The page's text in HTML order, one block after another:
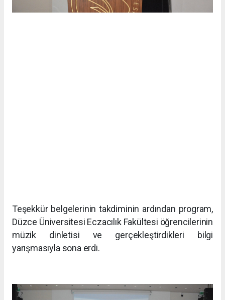
Teşekkür belgelerinin takdiminin ardından program,
Düzce Üniversitesi Eczacılık Fakültesi öğrencilerinin
müzik dinletisi ve gerçekleştirdikleri bilgi
yarışmasıyla sona erdi.